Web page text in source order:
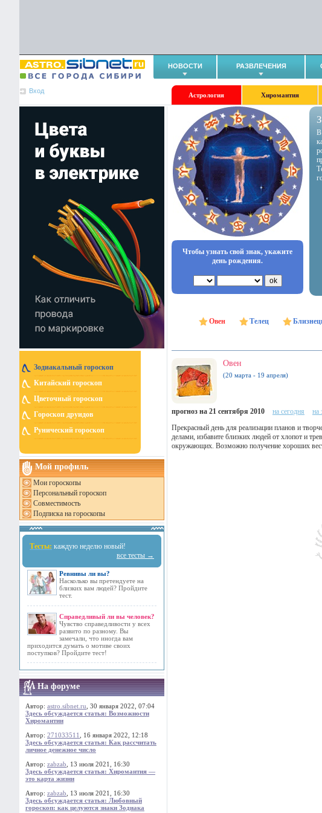
НОВОСТИ РАЗВЛЕЧЕНИЯ
Вход
Астрология Хиромантия
Зодиакальный гороскоп
Китайский гороскоп
Цветочный гороскоп
Гороскоп друидов
Рунический гороскоп
Мой профиль
Мои гороскопы
Персональный гороскоп
Совместимость
Подписка на гороскопы
Тесты: каждую неделю новый!
все тесты →
Ревнивы ли вы?
Насколько вы претендуете на
близких вам людей? Пройдите
тест.
Справедливый ли вы человек?
Чувство справедливости у всех
развито по разному. Вы
замечали, что иногда вам
приходится думать о мотиве своих
поступков? Пройдите тест!
На форуме
Автор: astro.sibnet.ru , 30 января 2022, 07:04
Здесь обсуждается статья: Возможности
Хиромантии
Автор: 271033511
, 16 января 2022, 12:18
Здесь обсуждается статья: Как рассчитать
личное денежное число
Автор: zabzab , 13 июля 2021, 16:30
Здесь обсуждается статья: Хиромантия —
это карта жизни
Автор: zabzab , 13 июля 2021, 16:30
Здесь обсуждается статья: Любовный
гороскоп: как целуются знаки Зодиака
Чтобы узнать свой знак, укажите
день рождения.
В
Овен Телец
Овен
(20 марта - 19 апреля)
прогноз на 21 сентября 2010 на сегодня на
Прекрасный день для реализации планов и
делами, избавите близких людей от хлопот и
окружающих. Возможно получение хороших